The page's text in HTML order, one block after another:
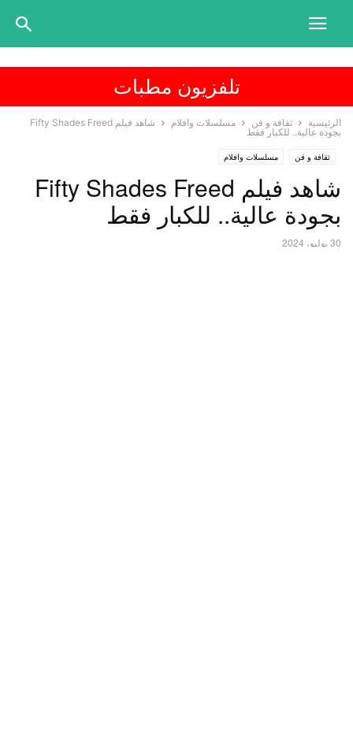
تلفزيون مطبات
الرئيسية ثقافة و فن مسلسلات وافلام
شاهد فيلم Fifty Shades Freed
بجودة عالية.. للكبار فقط
ثقافة و فن مسلسلات وافلام
شاهد فيلم Fifty Shades Freed
بجودة عالية.. للكبار فقط
30 يوليو، 2024